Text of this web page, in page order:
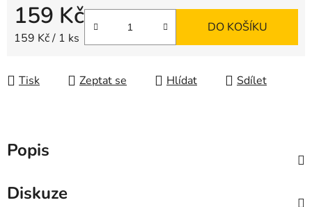
159 Kč
Měrná cena:
159 Kč / 1 ks
DO KOŠÍKU
Tisk Zeptat se Hlídat Sdílet
Popis
Diskuze